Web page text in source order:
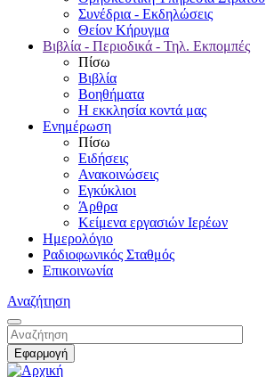
Συνέδρια - Εκδηλώσεις
Θείον Κήρυγμα
Βιβλία - Περιοδικά - Τηλ. Εκπομπές
Πίσω
Βιβλία
Βοηθήματα
Η εκκλησία κοντά μας
Ενημέρωση
Πίσω
Ειδήσεις
Ανακοινώσεις
Εγκύκλιοι
Άρθρα
Κείμενα εργασιών Ιερέων
Ημερολόγιο
Ραδιοφωνικός Σταθμός
Επικοινωνία
Αναζήτηση